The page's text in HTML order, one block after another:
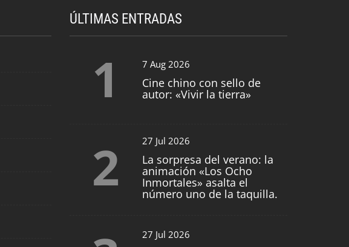
ÚLTIMAS ENTRADAS
1 7 Aug 2026
Cine chino con sello de
autor: «Vivir la tierra»
2 27 Jul 2026
La sorpresa del verano: la
animación «Los Ocho
Inmortales» asalta el
número uno de la taquilla.
27 Jul 2026